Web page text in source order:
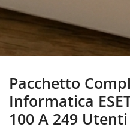
Pacchetto
Informatica
100 A 249